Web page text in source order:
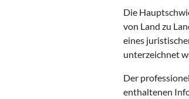
Die
von Land zu
eines
unterzeichnet
Der
enthaltenen